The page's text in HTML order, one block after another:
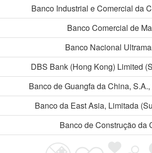
Banco Industrial e Comercial da
Banco Comercial de
Banco Nacional
DBS Bank (Hong Kong) Limited
Banco de Guangfa da China,
Banco da East Asia, Limitada
Banco de Construção da